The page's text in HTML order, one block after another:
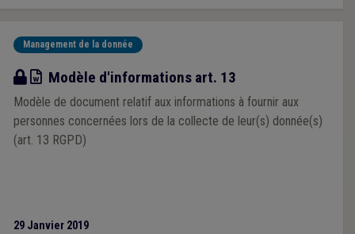
Management de la donnée
Modèle
Modèle d'informations art. 13
Modèle de document relatif aux informations à fournir aux
personnes concernées lors de la collecte de leur(s) donnée(s)
(art. 13 RGPD)
29 Janvier 2019